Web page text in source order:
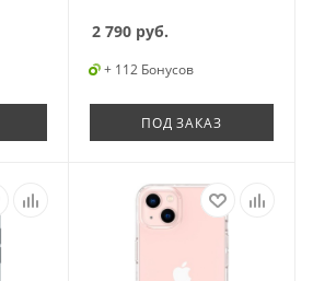
2 790руб.
+ 112 Бонусов
ПОД ЗАКАЗ